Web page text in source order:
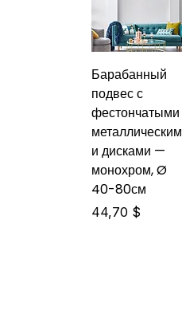
Барабанный
подвес с
фестончатыми
металлическим
и дисками —
монохром, Ø
40-80см
Цена
44,70 $